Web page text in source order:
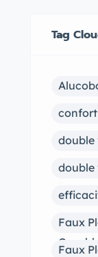
Tag
double
double
Faux
Faux